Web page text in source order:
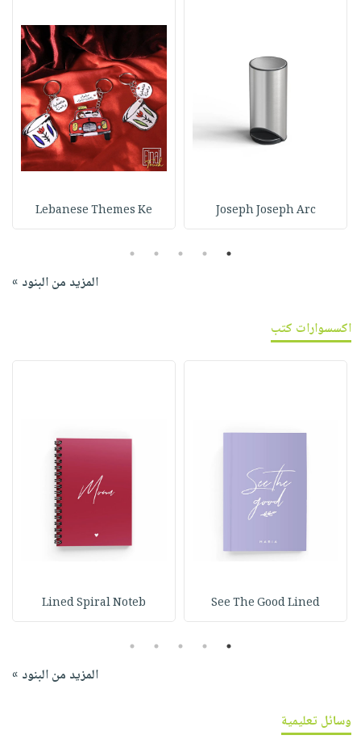
Joseph Joseph Arc
Lebanese Themes Ke
1
2
3
4
5
المزيد من البنود »
اكسسوارات كتب
See The Good Lined
Lined Spiral Noteb
1
2
3
4
5
المزيد من البنود »
وسائل تعليمية